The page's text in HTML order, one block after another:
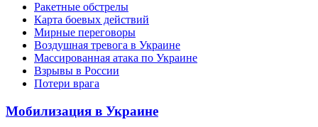
Ракетные обстрелы
Карта боевых действий
Мирные переговоры
Воздушная тревога в Украине
Массированная атака по Украине
Взрывы в России
Потери врага
Мобилизация в Украине